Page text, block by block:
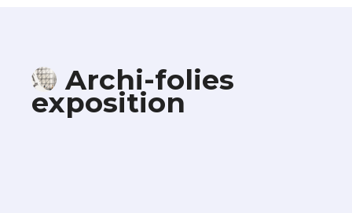
Archi-folies
exposition